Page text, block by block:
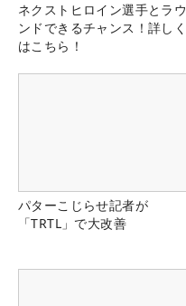
ネクストヒロイン選手とラウ
ンドできるチャンス！詳しく
はこちら！
パターこじらせ記者が
「TRTL」で大改善